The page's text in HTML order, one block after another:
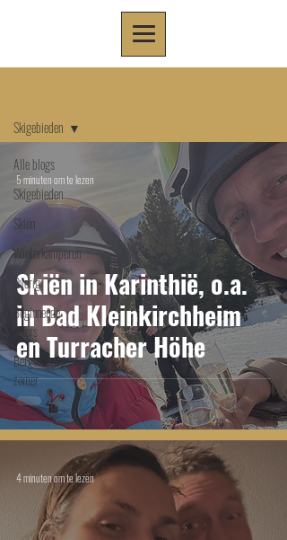
Alle blogs
Skigebieden
Skiën
Winterkamperen
Overig
Beginnende
skiërs
Bergen in de
zomer
Skigebieden
Skiën in Karinthië, o.a.
in Bad Kleinkirchheim
en Turracher Höhe
5 minuten om te lezen
4 minuten om te lezen